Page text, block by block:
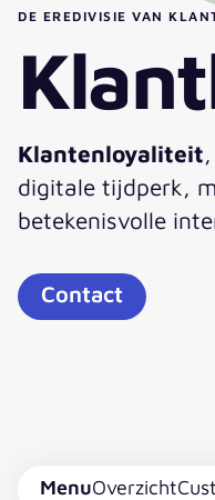
DE EREDIVISIE VAN
Klantenloyaliteit
digitale tijdperk,
betekenisvolle
Contact
MenuOverzicht